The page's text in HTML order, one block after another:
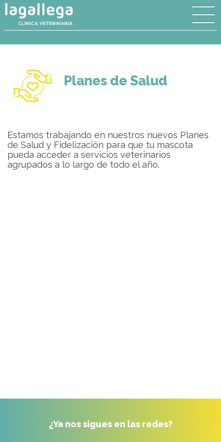
Planes de Salud
Estamos trabajando en nuestros nuevos Planes
de Salud y Fidelización para que tu mascota
pueda acceder a servicios veterinarios
agrupados a lo largo de todo el año.
¿Ya nos sigues en las redes?